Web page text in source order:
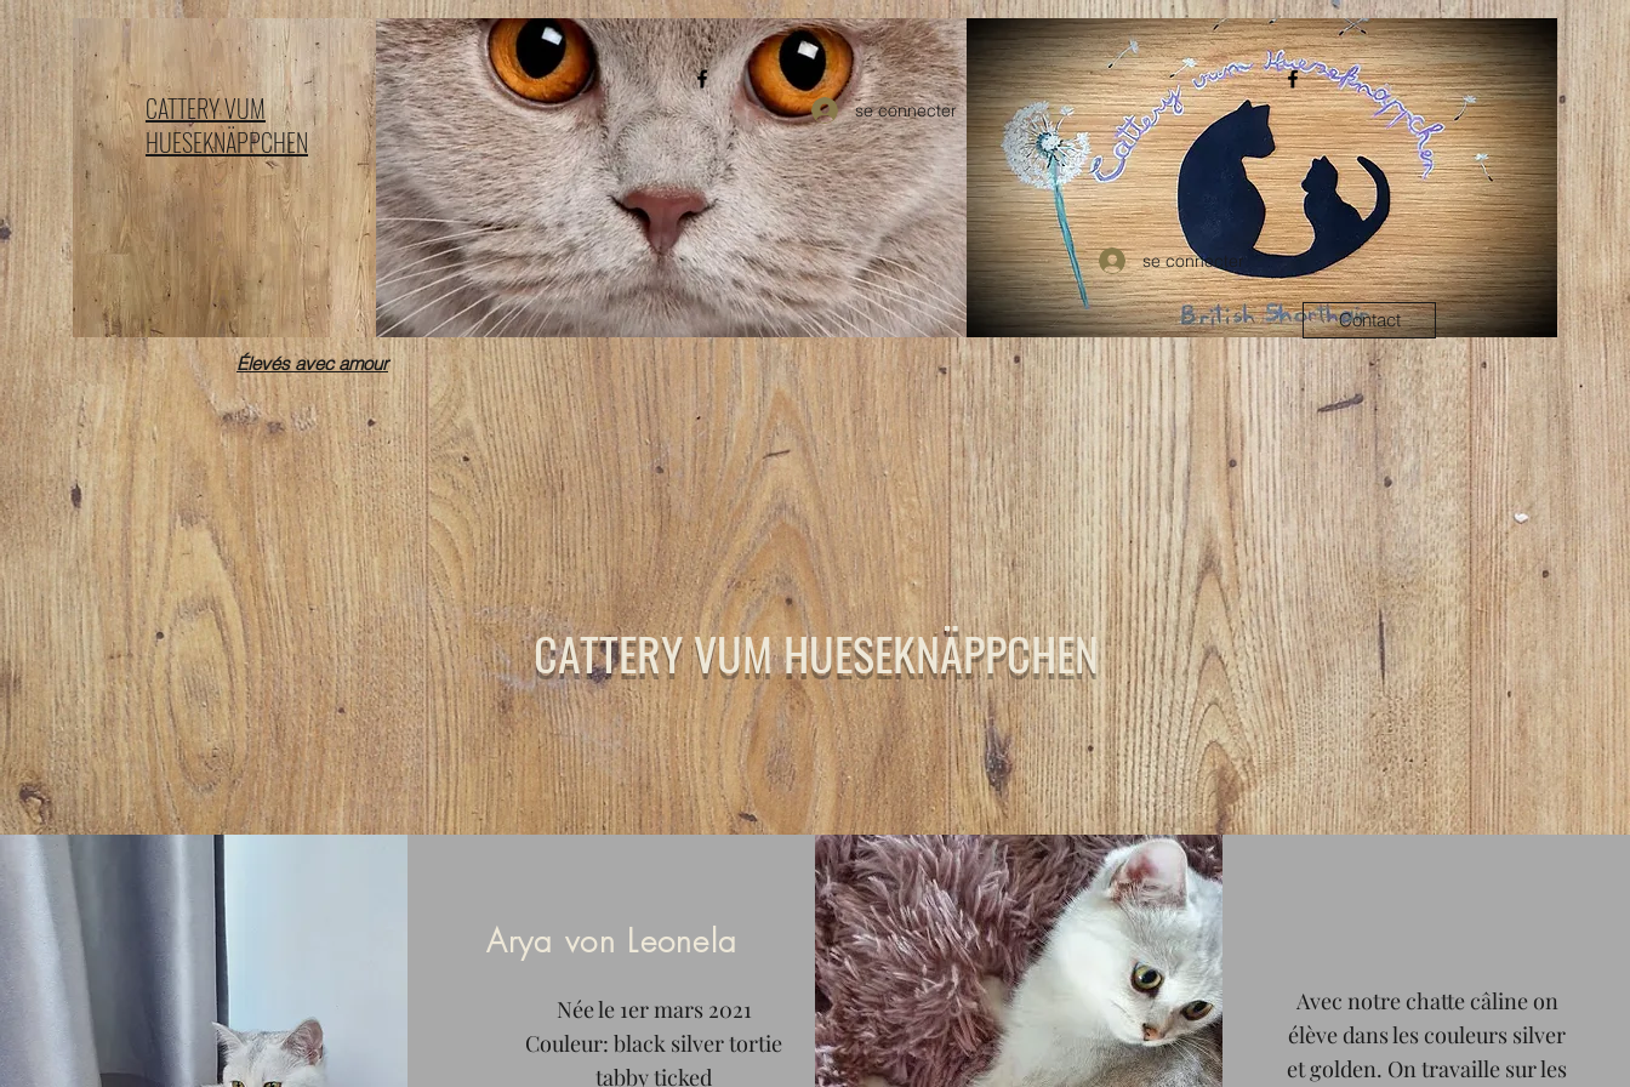
CATTERY VUM
HUESEKNÄPPCHEN
Élevés avec amour
se connecter
se connecter
Contact
CATTERY VUM HUESEKNÄPPCHEN
Arya von Leonela
Avec notre chatte câline on
élève dans les couleurs silver
et golden. On travaille sur les
Née le 1er mars 2021
Couleur: black silver tortie
tabby ticked